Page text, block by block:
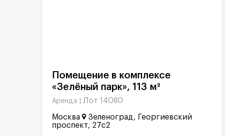
«Зелёный парк», 113 м²
Аренда | Лот 14080
Москва
Зеленоград, Георгиевский
проспект, 27с2